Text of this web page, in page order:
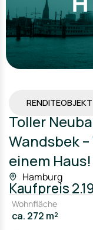
RENDITEOBJEKT
Toller
Wandsbek
einem Haus!
Hamburg
Kaufpreis
Wohnfläche
ca. 272 m²